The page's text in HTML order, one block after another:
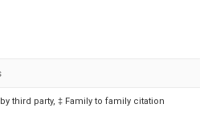
third party, ‡ Family to family citation